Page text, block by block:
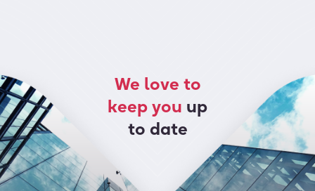
We love to
keep you up
to date